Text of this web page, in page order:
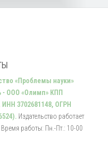
«Проблемы науки»
- ООО «Олимп» КПП
ИНН 3702681148, ОГРН
Издательство работает
работы: Пн.-Пт.: 10-00